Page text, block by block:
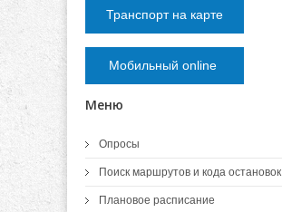
Транспорт на карте
Мобильный online
Меню
Опросы
Поиск маршрутов и кода остановок
Плановое расписание